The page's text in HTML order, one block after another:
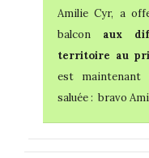
Amilie Cyr, a
balcon aux
territoire au
est
saluée : bravo